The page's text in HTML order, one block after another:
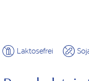
das ideale Produkt
setzt auf
sind frei von unnötigen
Laktosefrei